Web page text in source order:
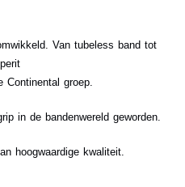
Van tubeless band tot
Continental groep.
in de bandenwereld geworden.
hoogwaardige kwaliteit.